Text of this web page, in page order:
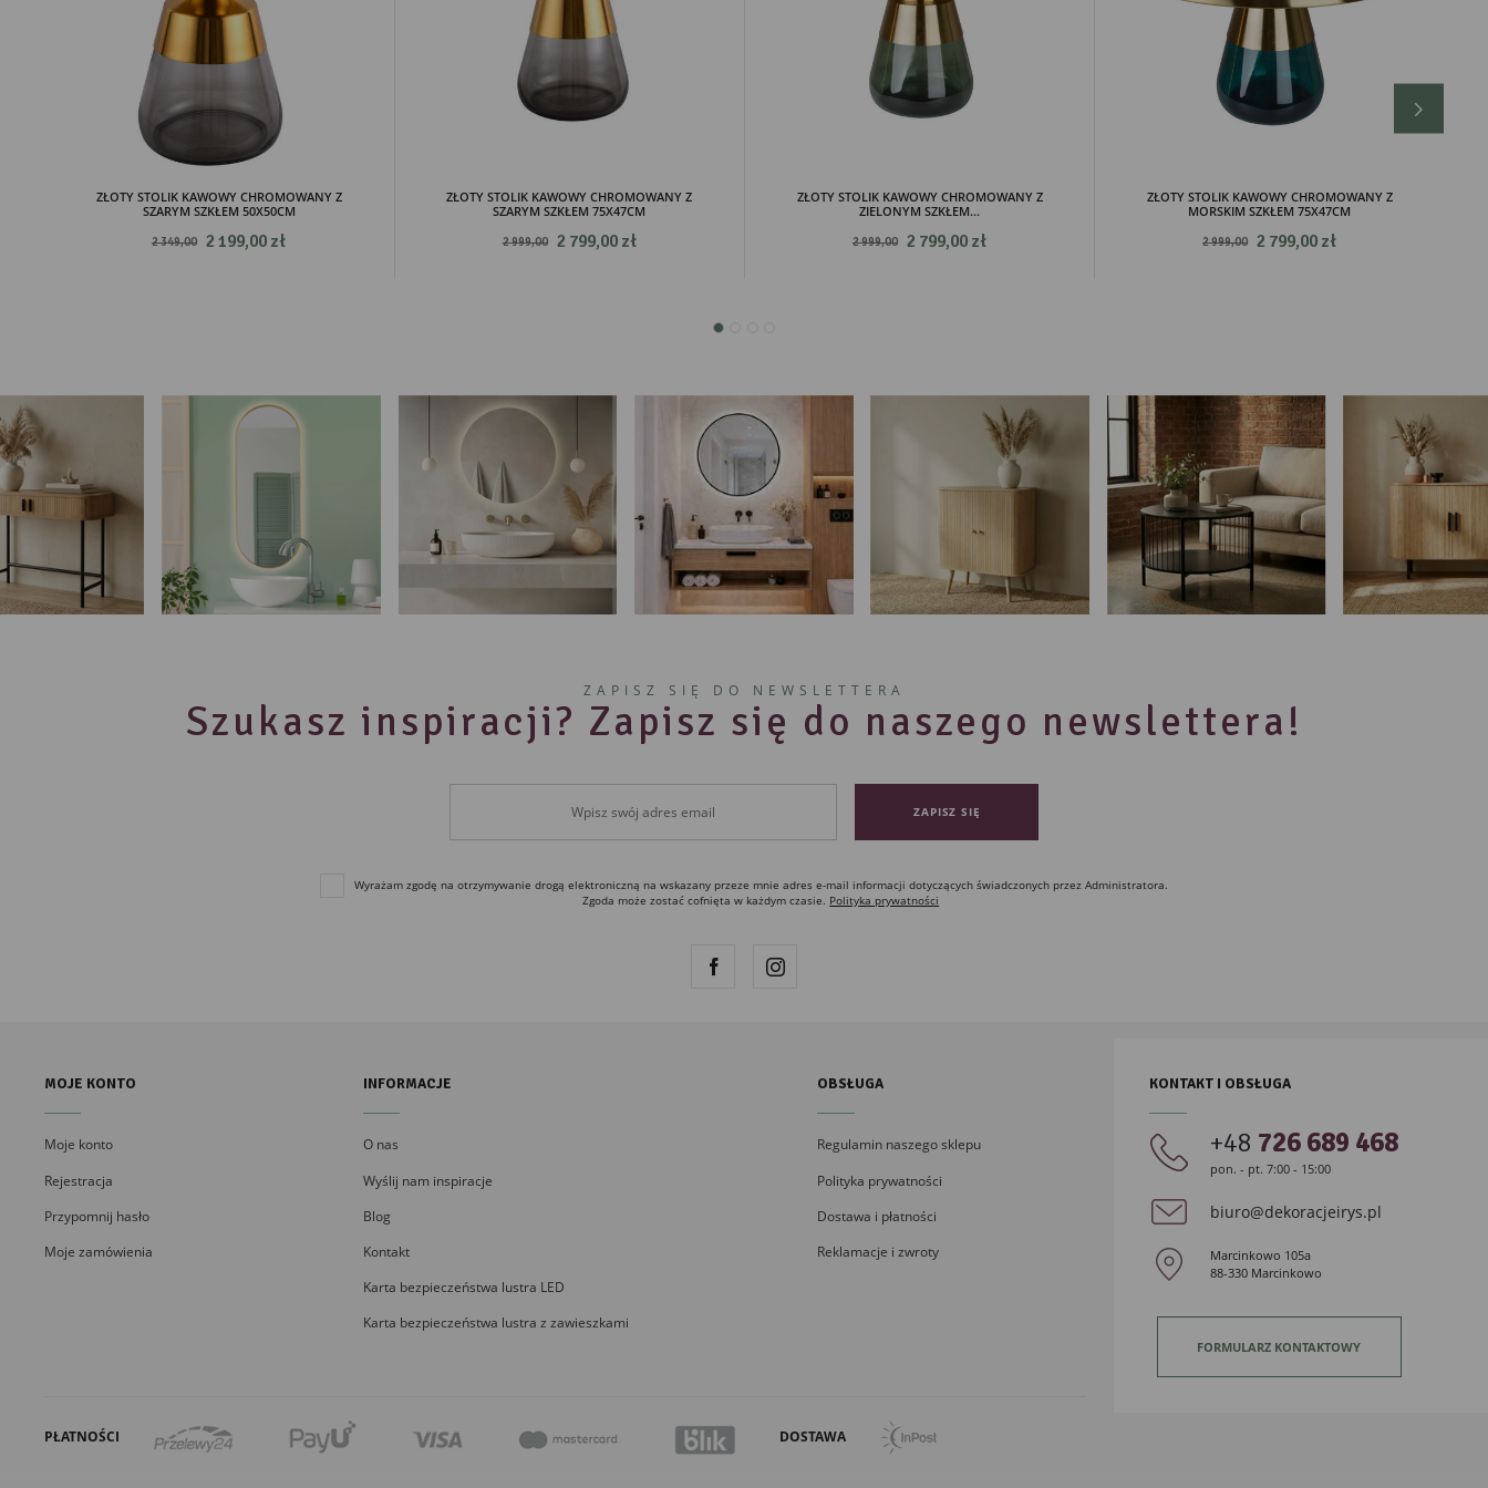
ZŁOTY STOLIK KAWOWY CHROMOWANY Z
SZARYM SZKŁEM 50X50CM
2 349,00 2 199,00 zł
ZŁOTY STOLIK KAWOWY CHROMOWANY Z
SZARYM SZKŁEM 75X47CM
2 999,00 2 799,00 zł
ZŁOTY STOLIK KAWOWY CHROMOWANY Z
ZIELONYM SZKŁEM...
2 999,00 2 799,00 zł
ZŁOTY STOLIK KAWOWY CHROMOWANY Z
MORSKIM SZKŁEM 75X47CM
2 999,00 2 799,00 zł
ZAPISZ SIĘ DO NEWSLETTERA
Szukasz inspiracji? Zapisz się do naszego newslettera!
Wyrażam zgodę na otrzymywanie drogą elektroniczną na wskazany przeze mnie adres e-mail informacji dotyczących świadczonych przez Administratora.
Zgoda może zostać cofnięta w każdym czasie. Polityka prywatności
MOJE KONTO
Moje konto
Rejestracja
Przypomnij hasło
Moje zamówienia
INFORMACJE
O nas
Wyślij nam inspiracje
Blog
Kontakt
Karta bezpieczeństwa lustra LED
Karta bezpieczeństwa lustra z zawieszkami
OBSŁUGA
Regulamin naszego sklepu
Polityka prywatności
Dostawa i płatności
Reklamacje i zwroty
PŁATNOŚCI DOSTAWA
KONTAKT I OBSŁUGA
+48 726 689 468
pon. - pt. 7:00 - 15:00
biuro@dekoracjeirys.pl
Marcinkowo 105a
88-330 Marcinkowo
FORMULARZ KONTAKTOWY
Twoich upodobań oraz Twoich zwyczajów dotyczących przeglądanej witryny internetowej. Treści
promocyjne mogą pojawić się na stronach podmiotów trzecich lub firm będących naszymi
partnerami oraz innych dostawców usług. Firmy te działają w charakterze pośredników
prezentujących nasze treści w postaci wiadomości, ofert, komunikatów mediów społecznościowych.